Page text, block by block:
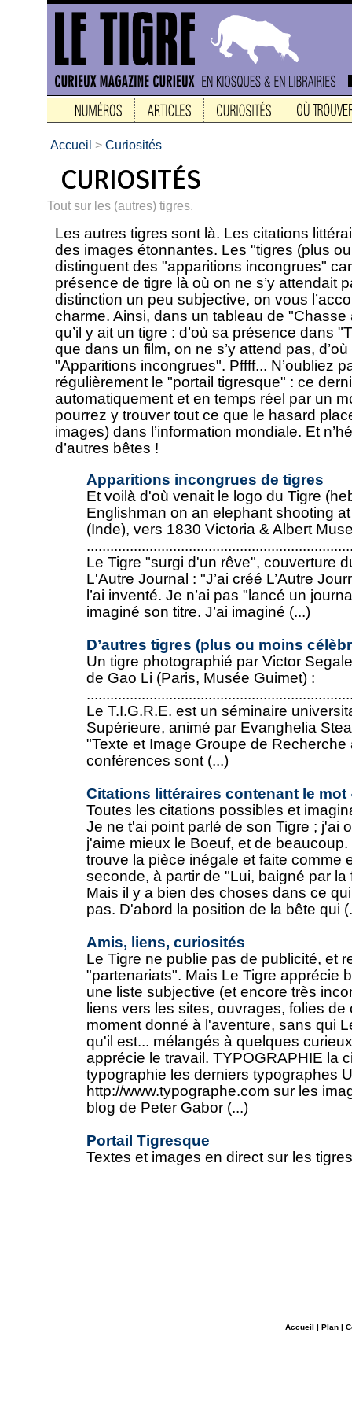
Accueil > Curiosités
Tout sur les (autres) tigres.
Les autres tigres sont là. Les citations
des images étonnantes. Les "tigres (plus
distinguent des "apparitions incongrues"
présence de tigre là où on ne s’y attendait
distinction un peu subjective, on vous
charme. Ainsi, dans un tableau de "Chasse
qu’il y ait un tigre : d’où sa présence dans
que dans un film, on ne s’y attend pas,
"Apparitions incongrues". Pffff... N’oubliez
régulièrement le "portail tigresque" : ce
automatiquement et en temps réel par un
pourrez y trouver tout ce que le hasard
images) dans l’information mondiale. Et
d’autres bêtes !
Apparitions incongrues de tigres
Et voilà d'où venait le logo du Tigre
Englishman on an elephant shooting
(Inde), vers 1830 Victoria & Albert
Le Tigre "surgi d'un rêve", couverture
L'Autre Journal : "J’ai créé L’Autre
l’ai inventé. Je n’ai pas "lancé un
imaginé son titre. J’ai imaginé (...)
D’autres tigres (plus ou moins
Un tigre photographié par Victor
de Gao Li (Paris, Musée Guimet) :
Le T.I.G.R.E. est un séminaire
Supérieure, animé par Evanghelia
"Texte et Image Groupe de Recherche
conférences sont (...)
Citations littéraires contenant le mot
Toutes les citations possibles et
Je ne t'ai point parlé de son Tigre ; j'ai
j'aime mieux le Boeuf, et de
trouve la pièce inégale et faite comme
seconde, à partir de "Lui, baigné par
Mais il y a bien des choses dans ce
pas. D'abord la position de la bête qui
Amis, liens, curiosités
Le Tigre ne publie pas de publicité, et
"partenariats". Mais Le Tigre apprécie
une liste subjective (et encore très
liens vers les sites, ouvrages, folies
moment donné à l'aventure, sans qui
qu'il est... mélangés à quelques
apprécie le travail. TYPOGRAPHIE la
typographie les derniers typographes
http://www.typographe.com sur les
blog de Peter Gabor (...)
Portail Tigresque
Textes et images en direct sur les
Accueil | Plan|